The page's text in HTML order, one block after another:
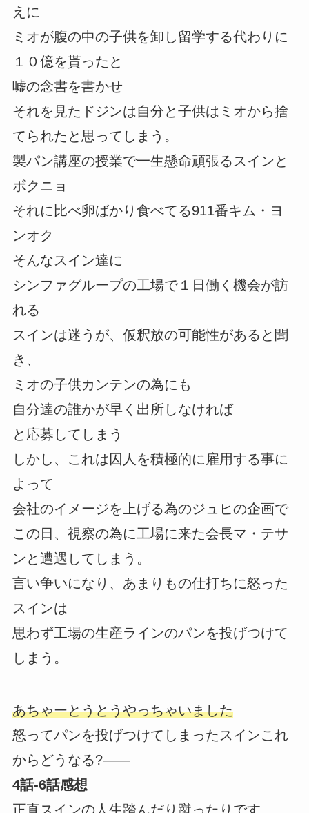
えに
ミオが腹の中の子供を卸し留学する代わりに
１０億を貰ったと
嘘の念書を書かせ
それを見たドジンは自分と子供はミオから捨
てられたと思ってしまう。
製パン講座の授業で一生懸命頑張るスインと
ボクニョ
それに比べ卵ばかり食べてる911番キム・ヨ
ンオク
そんなスイン達に
シンファグループの工場で１日働く機会が訪
れる
スインは迷うが、仮釈放の可能性があると聞
き、
ミオの子供カンテンの為にも
自分達の誰かが早く出所しなければ
と応募してしまう
しかし、これは囚人を積極的に雇用する事に
よって
会社のイメージを上げる為のジュヒの企画で
この日、視察の為に工場に来た会長マ・テサ
ンと遭遇してしまう。
言い争いになり、あまりもの仕打ちに怒った
スインは
思わず工場の生産ラインのパンを投げつけて
しまう。
あちゃーとうとうやっちゃいました
怒ってパンを投げつけてしまったスインこれ
からどうなる?――
4話-6話感想
正直スインの人生踏んだり蹴ったりです